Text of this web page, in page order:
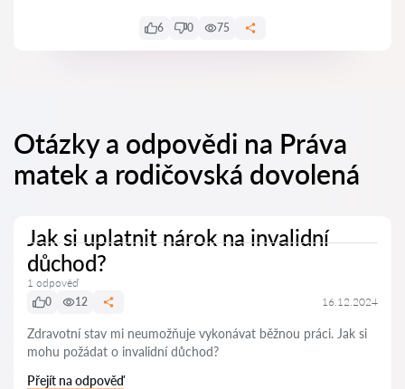
6 0 75
Otázky a odpovědi na Práva
matek a rodičovská dovolená
Jak si uplatnit nárok na invalidní
důchod?
1 odpověď
0
12 16.12.2024
Zdravotní stav mi neumožňuje vykonávat běžnou práci. Jak si
mohu požádat o invalidní důchod?
Přejít na odpověď